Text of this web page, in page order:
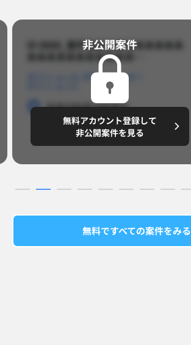
ID 8888_案件名あああああああああ
あああああああああああ…​
ポジションB
勤務地勤務地勤務地
～8,888,8888円/月
非公開案件​
無料アカウント登録して
非公開案件を見る
無料ですべての案件をみる